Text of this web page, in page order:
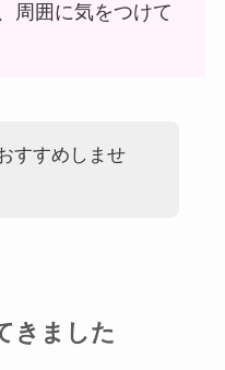
周囲に気をつけて
すすめしませ
きました